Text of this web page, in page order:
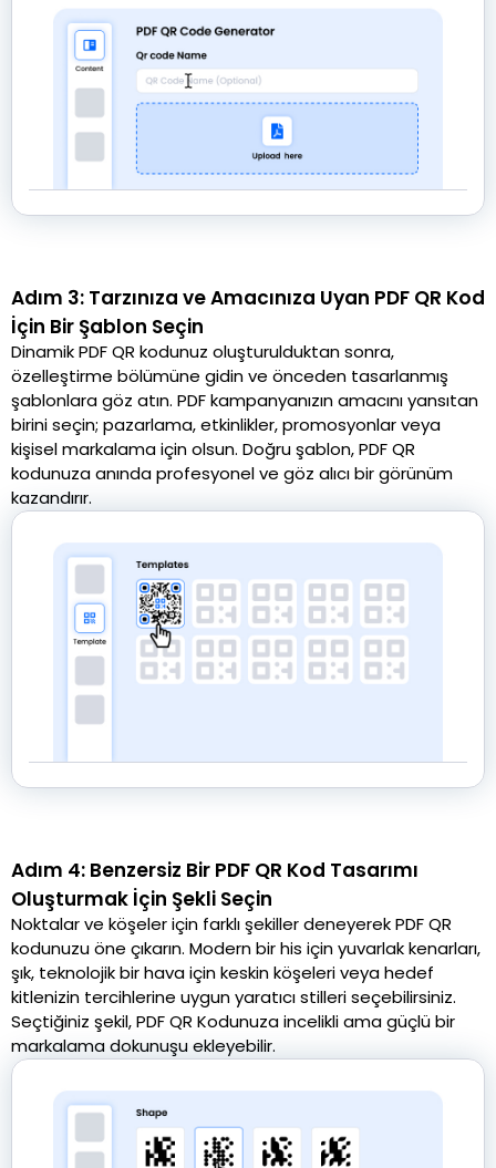
Adım 3: Tarzınıza ve Amacınıza Uyan PDF QR Kod
İçin Bir Şablon Seçin
Dinamik PDF QR kodunuz oluşturulduktan sonra,
özelleştirme bölümüne gidin ve önceden tasarlanmış
şablonlara göz atın. PDF kampanyanızın amacını yansıtan
birini seçin; pazarlama, etkinlikler, promosyonlar veya
kişisel markalama için olsun. Doğru şablon, PDF QR
kodunuza anında profesyonel ve göz alıcı bir görünüm
kazandırır.
Adım 4: Benzersiz Bir PDF QR Kod Tasarımı
Oluşturmak İçin Şekli Seçin
Noktalar ve köşeler için farklı şekiller deneyerek PDF QR
kodunuzu öne çıkarın. Modern bir his için yuvarlak kenarları,
şık, teknolojik bir hava için keskin köşeleri veya hedef
kitlenizin tercihlerine uygun yaratıcı stilleri seçebilirsiniz.
Seçtiğiniz şekil, PDF QR Kodunuza incelikli ama güçlü bir
markalama dokunuşu ekleyebilir.